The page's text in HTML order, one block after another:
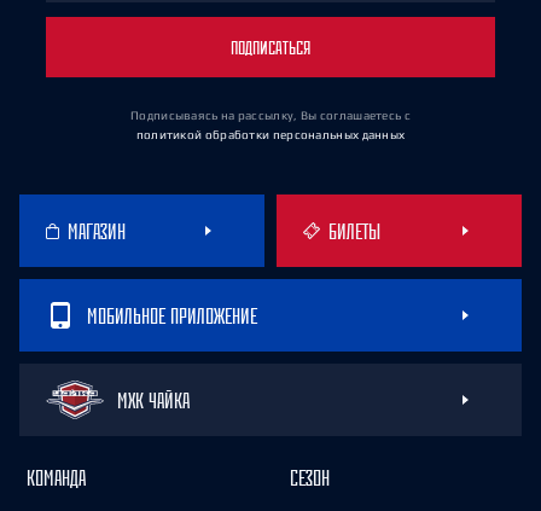
ПОДПИСАТЬСЯ
Подписываясь на рассылку, Вы соглашаетесь с
политикой обработки персональных данных
МАГАЗИН БИЛЕТЫ
МОБИЛЬНОЕ ПРИЛОЖЕНИЕ
МХК ЧАЙКА
КОМАНДА СЕЗОН